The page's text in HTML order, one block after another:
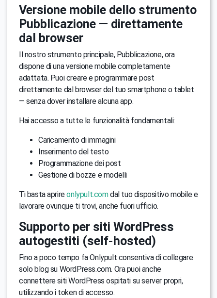
Versione mobile dello strumento
Pubblicazione — direttamente
dal browser
Il nostro strumento principale, Pubblicazione, ora
dispone di una versione mobile completamente
adattata. Puoi creare e programmare post
direttamente dal browser del tuo smartphone o tablet
— senza dover installare alcuna app.
Hai accesso a tutte le funzionalità fondamentali:
Caricamento di immagini
Inserimento del testo
Programmazione dei post
Gestione di bozze e modelli
Ti basta aprireonlypult.comdal tuo dispositivo mobile e
lavorare ovunque ti trovi, anche fuori ufficio.
Supporto per siti WordPress
autogestiti (self-hosted)
Fino a poco tempo fa Onlypult consentiva di collegare
solo blog su WordPress.com. Ora puoi anche
connettere siti WordPress ospitati su server propri,
utilizzando i token di accesso.